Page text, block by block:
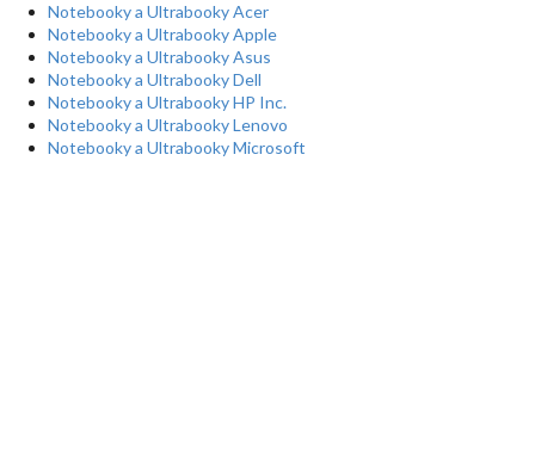
Notebooky a Ultrabooky Acer
Notebooky a Ultrabooky Apple
Notebooky a Ultrabooky Asus
Notebooky a Ultrabooky Dell
Notebooky a Ultrabooky HP Inc.
Notebooky a Ultrabooky Lenovo
Notebooky a Ultrabooky Microsoft